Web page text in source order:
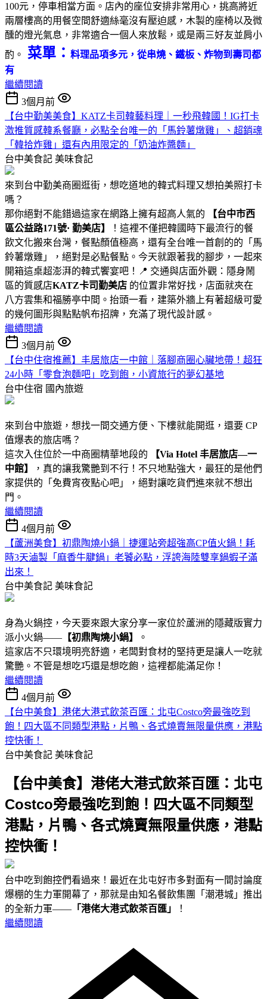
100元，停車相當方面。店內的座位安排非常用心，挑高將近
兩層樓高的用餐空間舒適絲毫沒有壓迫感，木製的座椅以及微
醺的燈光氣息，非常適合一個人來放鬆，或是兩三好友並肩小
酌。
菜單： 料理品項多元，從串燒、鐵板、炸物到壽司都
有
繼續閱讀
3個月前
【台中勤美美食】KATZ卡司韓藝料理｜一秒飛韓國！IG打卡
激推質感韓系餐廳，必點全台唯一的「馬鈴薯燉雞」、超銷魂
「韓拾炸雞」還有內用限定的「奶油炸醬麵」
台中美食記 美味食記
來到台中勤美商圈逛街，想吃道地的韓式料理又想拍美照打卡
嗎？
那你絕對不能錯過這家在網路上擁有超高人氣的
【台中市西
區公益路171號· 勤美店】
！這裡不僅把韓國時下最流行的餐
飲文化搬來台灣，餐點顏值極高，還有全台唯一首創的的「馬
鈴薯燉雞」，絕對是必點餐點。今天就跟著我的腳步，一起來
開箱這桌超澎湃的韓式饗宴吧！📍 交通與店面外觀：隱身鬧
區的質感店KATZ卡司勤美店 的位置非常好找，店面就夾在
八方雲集和福勝亭中間。抬頭一看，建築外牆上有著超級可愛
的幾何圖形與點點帆布招牌，充滿了現代設計感。
繼續閱讀
3個月前
【台中住宿推薦】丰居旅店一中館｜落腳商圈心臟地帶！超狂
24小時「零食泡麵吧」吃到飽，小資旅行的夢幻基地
台中住宿 國內旅遊
來到台中旅遊，想找一間交通方便、下樓就能開逛，還要 CP
值爆表的旅店嗎？
這次入住位於一中商圈精華地段的
【Via Hotel 丰居旅店—一
中館】
，真的讓我驚艷到不行！不只地點強大，最狂的是他們
家提供的「免費宵夜點心吧」，絕對讓吃貨們進來就不想出
門。
繼續閱讀
4個月前
【蘆洲美食】初鼎陶燒小鍋｜捷運站旁超強高CP值火鍋！耗
時3天滷製「麻香牛腱鍋」老饕必點，浮誇海陸雙享鍋蝦子滿
出來！
台中美食記 美味食記
身為火鍋控，今天要來跟大家分享一家位於蘆洲的隱藏版實力
派小火鍋—— 【初鼎陶燒小鍋】
。
這家店不只環境明亮舒適，老闆對食材的堅持更是讓人一吃就
驚艷。不管是想吃巧還是想吃飽，這裡都能滿足你！
繼續閱讀
4個月前
【台中美食】港佬大港式飲茶百匯：北屯Costco旁最強吃到
飽！四大區不同類型港點 ，片鴨、各式燒賣無限量供應，港點
控快衝！
台中美食記 美味食記
【台中美食】港佬大港式飲茶百匯：北屯
Costco旁最強吃到飽！四大區不同類型
港點，片鴨、各式燒賣無限量供應，港點
控快衝！
台中吃到飽控們看過來！最近在北屯好市多對面有一間討論度
爆棚的生力軍開幕了，那就是由知名餐飲集團「潮港城」推出
的全新力軍—— 「港佬大港式飲茶百匯」
！
繼續閱讀